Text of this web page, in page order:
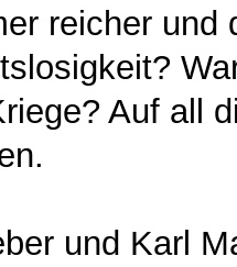
reicher und
Auf all
und Karl